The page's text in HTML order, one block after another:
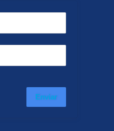
Enviar